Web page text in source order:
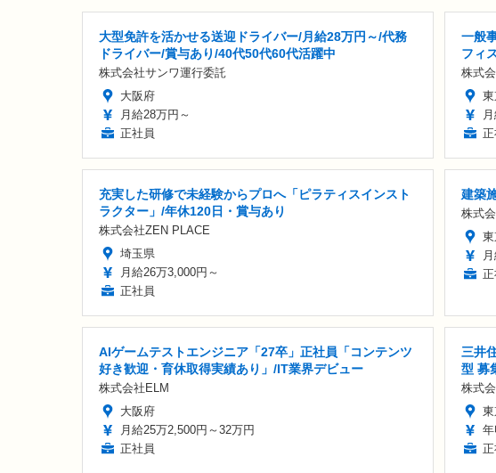
大型免許を活かせる送迎ドライバー/月給28万円～/代務
ドライバー/賞与あり/40代50代60代活躍中
株式会社サンワ運行委託
大阪府
月給28万円～
正社員
一般
フィ
株式
正
充実した研修で未経験からプロへ「ピラティスインスト
ラクター」/年休120日・賞与あり
株式会社ZEN PLACE
埼玉県
月給26万3,000円～
正社員
建築
株式
正
AIゲームテストエンジニア「27卒」正社員「コンテンツ
好き歓迎・育休取得実績あり」/IT業界デビュー
株式会社ELM
大阪府
月給25万2,500円～32万円
正社員
三井
型 募
株式
正